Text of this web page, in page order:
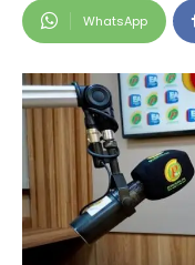
WhatsApp